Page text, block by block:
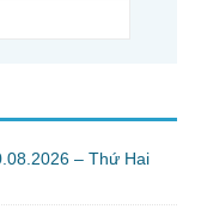
– Thứ Hai